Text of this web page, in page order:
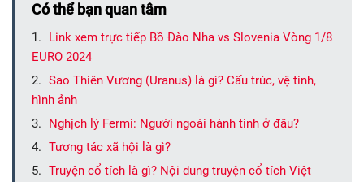
Có thể bạn quan tâm
Link xem trực tiếp Bồ Đào Nha vs Slovenia Vòng 1/8
EURO 2024
Sao Thiên Vương (Uranus) là gì? Cấu trúc, vệ tinh,
hình ảnh
Nghịch lý Fermi: Người ngoài hành tinh ở đâu?
Tương tác xã hội là gì?
Truyện cổ tích là gì? Nội dung truyện cổ tích Việt